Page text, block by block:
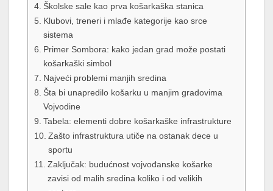
Školske sale kao prva košarkaška stanica
Klubovi, treneri i mlađe kategorije kao srce
sistema
Primer Sombora: kako jedan grad može postati
košarkaški simbol
Najveći problemi manjih sredina
Šta bi unapredilo košarku u manjim gradovima
Vojvodine
Tabela: elementi dobre košarkaške infrastrukture
Zašto infrastruktura utiče na ostanak dece u
sportu
Zaključak: budućnost vojvođanske košarke
zavisi od malih sredina koliko i od velikih